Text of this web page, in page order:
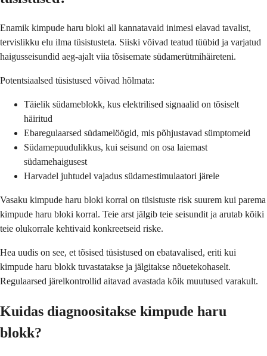
Enamik kimpude haru bloki all kannatavaid inimesi elavad tavalist,
tervislikku elu ilma tüsistusteta. Siiski võivad teatud tüübid ja varjatud
haigusseisundid aeg-ajalt viia tõsisemate südamerütmihäireteni.
Potentsiaalsed tüsistused võivad hõlmata:
Täielik südameblokk, kus elektrilised signaalid on tõsiselt
häiritud
Ebaregulaarsed südamelöögid, mis põhjustavad sümptomeid
Südamepuudulikkus, kui seisund on osa laiemast
südamehaigusest
Harvadel juhtudel vajadus südamestimulaatori järele
Vasaku kimpude haru bloki korral on tüsistuste risk suurem kui parema
kimpude haru bloki korral. Teie arst jälgib teie seisundit ja arutab kõiki
teie olukorrale kehtivaid konkreetseid riske.
Hea uudis on see, et tõsised tüsistused on ebatavalised, eriti kui
kimpude haru blokk tuvastatakse ja jälgitakse nõuetekohaselt.
Regulaarsed järelkontrollid aitavad avastada kõik muutused varakult.
Kuidas diagnoositakse kimpude haru
blokk?